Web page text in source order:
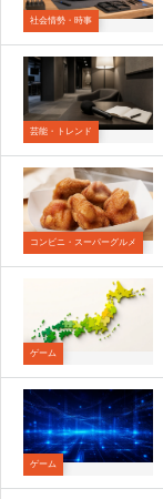
社会情勢・時事
芸能・トレンド
コンビニ・スーパーグルメ
ゲーム
ゲーム